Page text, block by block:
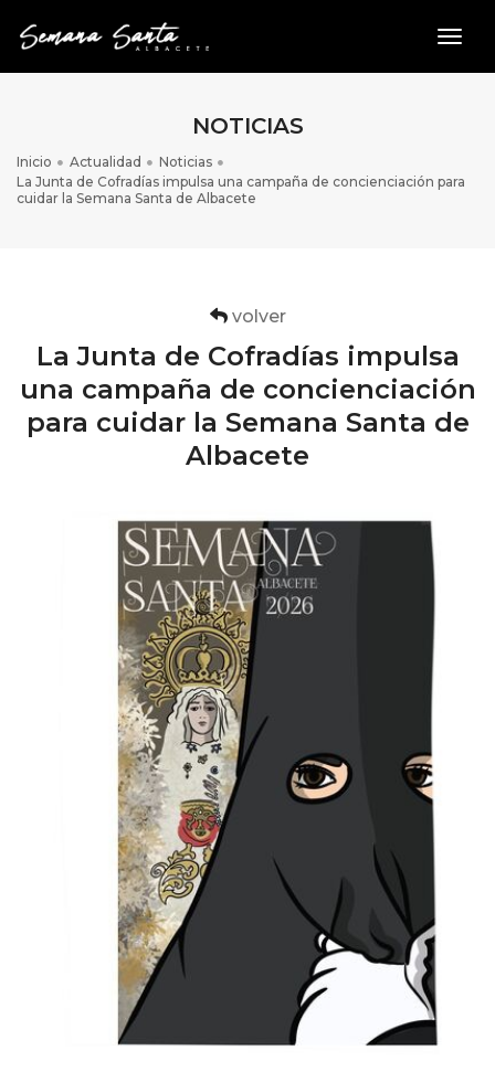
NOTICIAS
Inicio Actualidad
Noticias
La Junta de Cofradías impulsa una campaña de concienciación para
cuidar la Semana Santa de Albacete
volver
La Junta de Cofradías impulsa
una campaña de concienciación
para cuidar la Semana Santa de
Albacete